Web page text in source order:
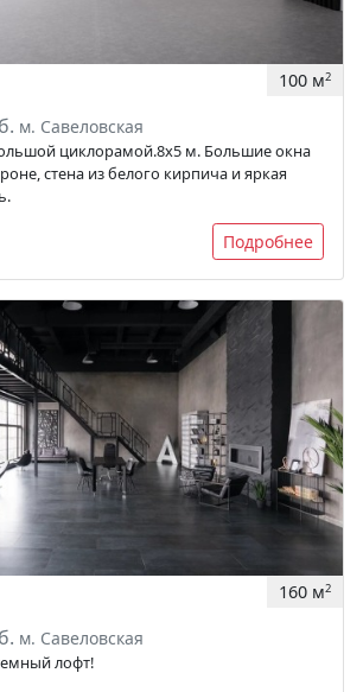
100 м2
м. Савеловская
циклорамой.8x5 м. Большие окна
стена из белого кирпича и яркая
Подробнее
160 м2
м. Савеловская
лофт!